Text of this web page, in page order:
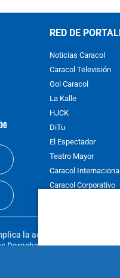
youtube-
RED DE
Noticias Caracol
Caracol Televisión
Gol Caracol
La Kalle
HJCK
DiTu
El Espectador
Teatro Mayor
Caracol Internacional
Caracol Corporativo
la aceptación de los
Derechos Reservados
su titular. Reproduction in